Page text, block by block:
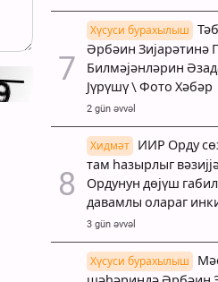
Хүсуси бурахылыш
Әрбәин Зијарәтинә
Билмәјәнләрин
Јүрүшү \ Фото Хәбәр
2 gün əvvəl
Хидмәт
ИИР Орду
там һазырлыг
Ордунун дөјүш
давамлы олараг
3 gün əvvəl
Хүсуси бурахылыш